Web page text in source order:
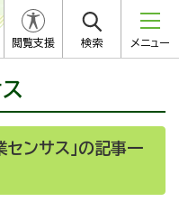
閲覧支援 検索 メニュー
センサス」の記事一